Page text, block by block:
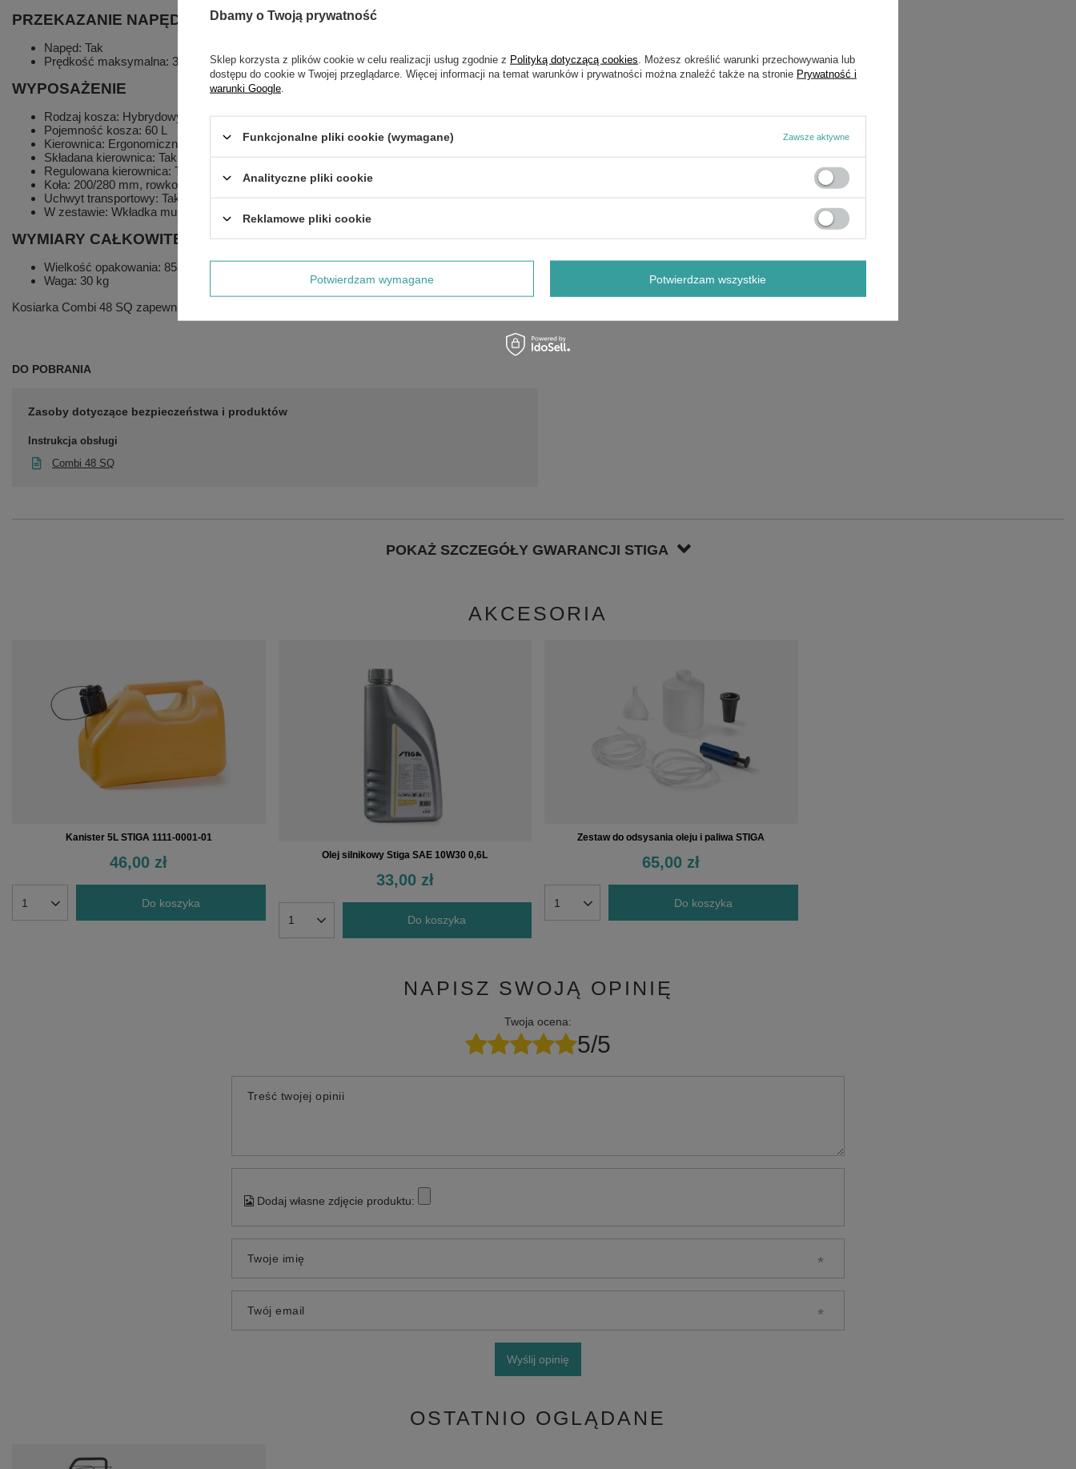
PRZEKAZANIE NAPĘDU
Napęd: Tak
Prędkość maksymalna: 3,7 km/h
WYPOSAŻENIE
Rodzaj kosza: Hybrydowy ze wskaźnikiem napełnienia
Pojemność kosza: 60 L
Kierownica: Ergonomiczna z klamrami + miękki uchwyt
Składana kierownica: Tak
Regulowana kierownica: Tak
Koła: 200/280 mm, rowkowane na łożyskach kulkowych z miękkim bieżnikiem
Uchwyt transportowy: Tak
W zestawie: Wkładka mulczująca, boczny deflektor
WYMIARY CAŁKOWITE
Wielkość opakowania: 855 x 560 x 490 mm
Waga: 30 kg
Kosiarka Combi 48 SQ zapewnia komfortowe i precyzyjne koszenie, dostosowane do różnych warunków trawnika.
DO POBRANIA
Zasoby dotyczące bezpieczeństwa i produktów
Instrukcja obsługi
Combi 48 SQ
POKAŻ SZCZEGÓŁY GWARANCJI STIGA
AKCESORIA
Kanister 5L STIGA 1111-0001-01
46,00 zł
Do koszyka
Olej silnikowy Stiga SAE 10W30 0,6L
33,00 zł
Do koszyka
Zestaw do odsysania oleju i paliwa STIGA
65,00 zł
Do koszyka
NAPISZ SWOJĄ OPINIĘ
Twoja ocena:
5/5
Treść twojej opinii
Dodaj własne zdjęcie produktu:
Twoje imię
Twój email
Wyślij opinię
OSTATNIO OGLĄDANE
Dbamy o Twoją prywatność
Sklep korzysta z plików cookie w celu realizacji usług zgodnie z Polityką dotyczącą cookies . Możesz określić warunki przechowywania lub
dostępu do cookie w Twojej przeglądarce. Więcej informacji na temat warunków i prywatności można znaleźć także na stronie Prywatność i
warunki Google
Funkcjonalne pliki cookie (wymagane) Zawsze aktywne
Analityczne pliki cookie
Reklamowe pliki cookie
Potwierdzam wymagane Potwierdzam wszystkie